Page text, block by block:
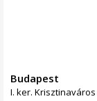
Budapest
I. ker. Krisztinaváros